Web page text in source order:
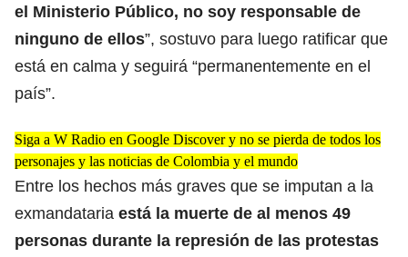
el Ministerio Público, no soy responsable de
ninguno de ellos”, sostuvo para luego ratificar que
está en calma y seguirá “permanentemente en el
país”.
Siga a W Radio en Google Discover y no se pierda de todos los
personajes y las noticias de Colombia y el mundo
Entre los hechos más graves que se imputan a la
exmandataria está la muerte de al menos 49
personas durante la represión de las protestas